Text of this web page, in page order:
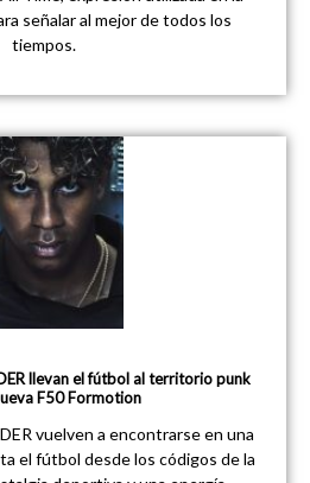
señalar al mejor de todos los
tiempos.
llevan el fútbol al territorio punk
F50 Formotion
vuelven a encontrarse en una
el fútbol desde los códigos de la